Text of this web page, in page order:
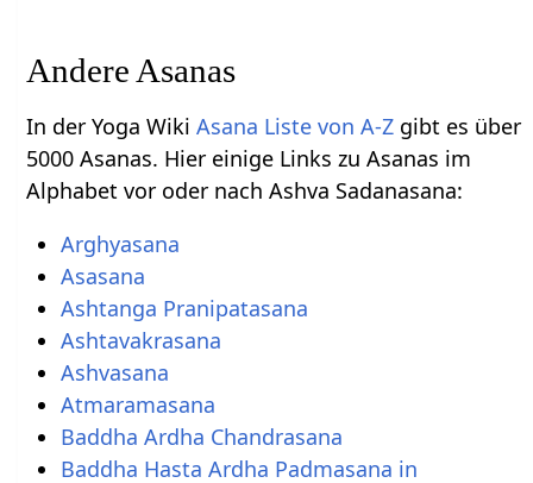
Andere Asanas
In der Yoga WikiAsana Liste von A-Z gibt es über
5000 Asanas. Hier einige Links zu Asanas im
Alphabet vor oder nach Ashva Sadanasana:
Arghyasana
Asasana
Ashtanga Pranipatasana
Ashtavakrasana
Ashvasana
Atmaramasana
Baddha Ardha Chandrasana
Baddha Hasta Ardha Padmasana in